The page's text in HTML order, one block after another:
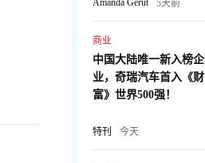
5天前
商业
中国大陆唯一新入榜企
业，奇瑞汽车首入《财
富》世界500强！
特刊 今天